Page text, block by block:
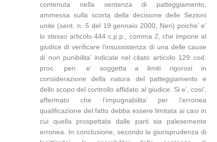
contenuta nella sentenza di patteggiamento,
ammessa sulla scorta della decisione delle Sezioni
unite (sent. n. 5 del 19 gennaio 2000, Neri) poiche’ e’
lo stesso articolo 444 c.p.p., comma 2, che impone al
giudice di verificare l’insussistenza di una delle cause
di non punibilita’ indicate nel citato articolo 129 cod.
proc. pen. e’ soggetta a limiti rigorosi in
considerazione della natura del patteggiamento e
dello scopo del controllo affidato al giudice. Si e’, cosi’,
affermato che l’impugnabilita’ per l’erronea
qualificazione del fatto debba essere limitata ai casi in
cui quella prospettata dalle parti sia palesemente
erronea. In conclusione, secondo la giurisprudenza di